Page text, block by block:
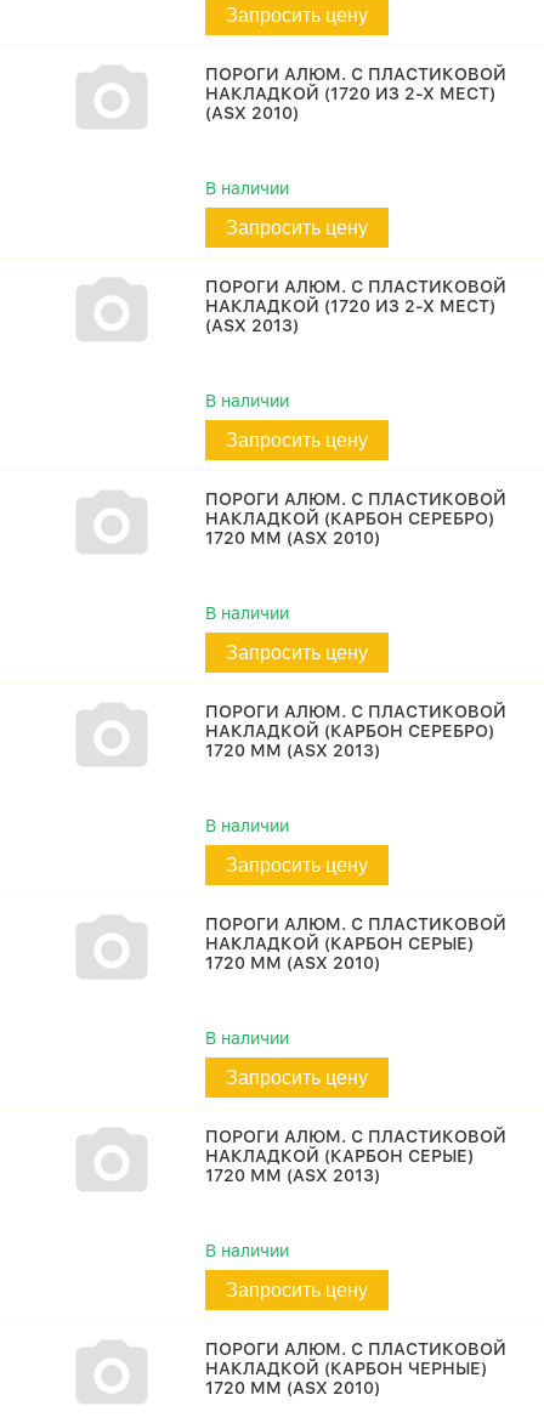
Запросить цену
ПОРОГИ АЛЮМ. С ПЛАСТИКОВОЙ
НАКЛАДКОЙ (1720 ИЗ 2-Х МЕСТ)
(ASX 2010)
В наличии
Запросить цену
ПОРОГИ АЛЮМ. С ПЛАСТИКОВОЙ
НАКЛАДКОЙ (1720 ИЗ 2-Х МЕСТ)
(ASX 2013)
В наличии
Запросить цену
ПОРОГИ АЛЮМ. С ПЛАСТИКОВОЙ
НАКЛАДКОЙ (КАРБОН СЕРЕБРО)
1720 ММ (ASX 2010)
В наличии
Запросить цену
ПОРОГИ АЛЮМ. С ПЛАСТИКОВОЙ
НАКЛАДКОЙ (КАРБОН СЕРЕБРО)
1720 ММ (ASX 2013)
В наличии
Запросить цену
ПОРОГИ АЛЮМ. С ПЛАСТИКОВОЙ
НАКЛАДКОЙ (КАРБОН СЕРЫЕ)
1720 ММ (ASX 2010)
В наличии
Запросить цену
ПОРОГИ АЛЮМ. С ПЛАСТИКОВОЙ
НАКЛАДКОЙ (КАРБОН СЕРЫЕ)
1720 ММ (ASX 2013)
В наличии
Запросить цену
ПОРОГИ АЛЮМ. С ПЛАСТИКОВОЙ
НАКЛАДКОЙ (КАРБОН ЧЕРНЫЕ)
1720 ММ (ASX 2010)